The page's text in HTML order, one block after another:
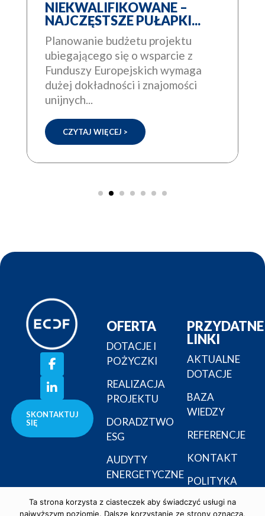
NIEKWALIFIKOWANE –
NAJCZĘSTSZE PUŁAPKI...
Planowanie budżetu projektu
ubiegającego się o wsparcie z
Funduszy Europejskich wymaga
dużej dokładności i znajomości
unijnych...
CZYTAJ WIĘCEJ >
SKONTAKTUJ
SIĘ
OFERTA
DOTACJE I
POŻYCZKI
REALIZACJA
PROJEKTU
DORADZTWO
ESG
AUDYTY
ENERGETYCZNE
PRZYDATNE
LINKI
AKTUALNE
DOTACJE
BAZA
WIEDZY
REFERENCJE
KONTAKT
POLITYKA
PRYWATNOŚCI
Ta strona korzysta z ciasteczek aby świadczyć usługi na
najwyższym poziomie. Dalsze korzystanie ze strony oznacza,